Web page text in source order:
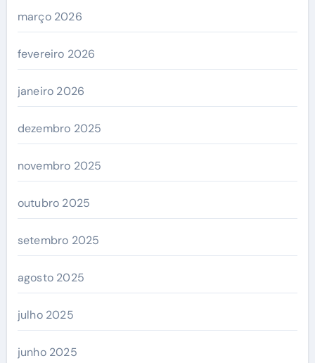
março 2026
fevereiro 2026
janeiro 2026
dezembro 2025
novembro 2025
outubro 2025
setembro 2025
agosto 2025
julho 2025
junho 2025